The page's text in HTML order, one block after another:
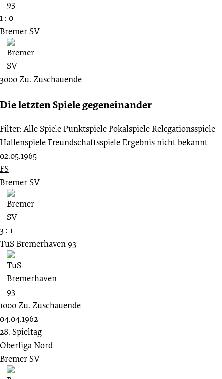
1 : 0
Bremer SV
3000Zu. Zuschauende
Die letzten Spiele gegeneinander
Filter: Alle SpielePunktspielePokalspieleRelegationsspiele
HallenspieleFreundschaftsspieleErgebnis nicht bekannt
02.05.1965
FS
Bremer SV
3 : 1
TuS Bremerhaven 93
1000Zu. Zuschauende
04.04.1962
28. Spieltag
Oberliga Nord
Bremer SV